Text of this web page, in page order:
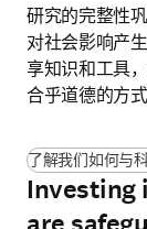
研究的完整性
对社会影响产
享知识和工具
合乎道德的方式
了解我们如何与
Investing